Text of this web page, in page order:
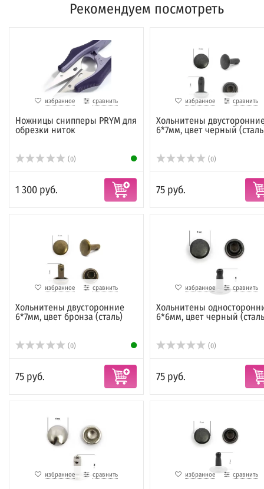
Рекомендуем посмотреть
избранное сравнить
Ножницы снипперы PRYM для
обрезки ниток
(0)
1 300 руб.
избранное сравнить
Хольнитены
6*7мм, цвет черный
(0)
75 руб.
избранное сравнить
Хольнитены двусторонние
6*7мм, цвет бронза (сталь)
(0)
75 руб.
избранное сравнить
Хольнитены
6*6мм, цвет черный
(0)
75 руб.
избранное сравнить избранное сравнить